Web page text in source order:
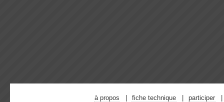
à propos fiche technique participer